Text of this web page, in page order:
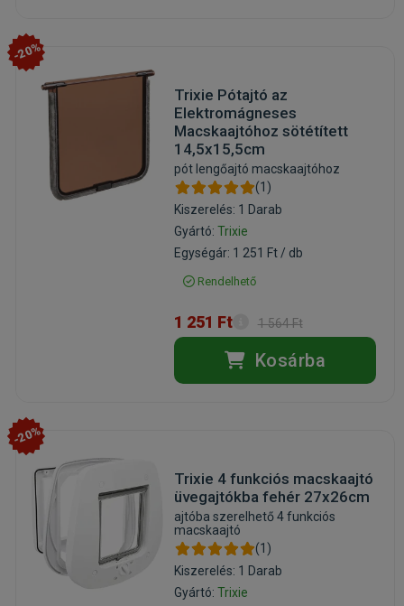
-20%
Trixie Pótajtó az
Elektromágneses
Macskaajtóhoz sötétített
14,5x15,5cm
pót lengőajtó macskaajtóhoz
(1)
Kiszerelés: 1 Darab
Gyártó: Trixie
Egységár: 1 251 Ft / db
Rendelhető
1 251 Ft 1 564 Ft
Kosárba
-20%
Trixie 4 funkciós macskaajtó
üvegajtókba fehér 27x26cm
ajtóba szerelhető 4 funkciós
macskaajtó
(1)
Kiszerelés: 1 Darab
Gyártó: Trixie